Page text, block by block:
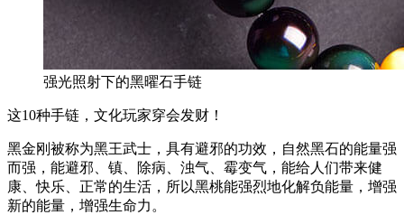
强光照射下的黑曜石手链
这10种手链，文化玩家穿会发财！
黑金刚被称为黑王武士，具有避邪的功效，自然黑石的能量强
而强，能避邪、镇、除病、浊气、霉变气，能给人们带来健
康、快乐、正常的生活，所以黑桃能强烈地化解负能量，增强
新的能量，增强生命力。